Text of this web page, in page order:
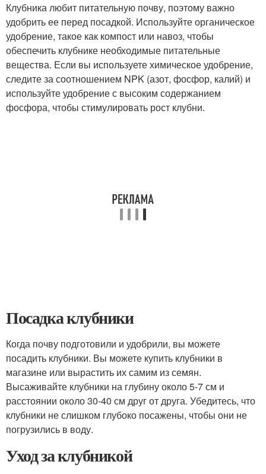
Клубника любит питательную почву, поэтому важно
удобрить ее перед посадкой. Используйте органическое
удобрение, такое как компост или навоз, чтобы
обеспечить клубнике необходимые питательные
вещества. Если вы используете химическое удобрение,
следите за соотношением NPK (азот, фосфор, калий) и
используйте удобрение с высоким содержанием
фосфора, чтобы стимулировать рост клубни.
Посадка клубники
Когда почву подготовили и удобрили, вы можете
посадить клубники. Вы можете купить клубники в
магазине или вырастить их самим из семян.
Высаживайте клубники на глубину около 5-7 см и
расстоянии около 30-40 см друг от друга. Убедитесь, что
клубники не слишком глубоко посажены, чтобы они не
погрузились в воду.
Уход за клубникой